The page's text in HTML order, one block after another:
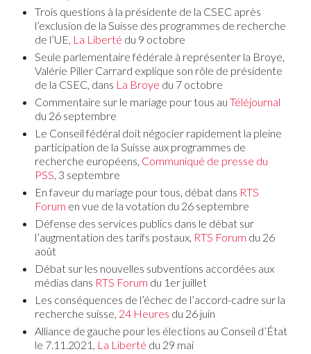
Trois questions à la présidente de la CSEC après
l’exclusion de la Suisse des programmes de recherche
de l’UE, La Liberté du 9 octobre
Seule parlementaire fédérale à représenter la Broye,
Valérie Piller Carrard explique son rôle de présidente
de la CSEC, dans La Broye du 7 octobre
Commentaire sur le mariage pour tous au Téléjournal
du 26 septembre
Le Conseil fédéral doit négocier rapidement la pleine
participation de la Suisse aux programmes de
recherche européens, Communiqué de presse du
PSS , 3 septembre
En faveur du mariage pour tous, débat dans RTS
Forum en vue de la votation du 26 septembre
Défense des services publics dans le débat sur
l’augmentation des tarifs postaux, RTS Forum du 26
août
Débat sur les nouvelles subventions accordées aux
médias dans RTS Forum du 1er juillet
Les conséquences de l’échec de l’accord-cadre sur la
recherche suisse, 24 Heures du 26 juin
Alliance de gauche pour les élections au Conseil d’État
le 7.11.2021, La Liberté du 29 mai